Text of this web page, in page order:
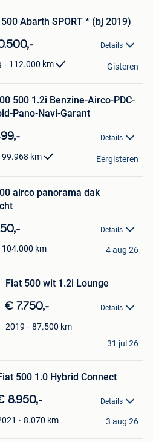
Abarth SPORT * (bj 2019)
Details
112.000 km Gisteren
500 1.2i Benzine-Airco-PDC-
Pano-Navi-Garant
Details
99.968 km Eergisteren
airco panorama dak
Details
104.000 km 4 aug 26
Fiat 500 wit 1.2i Lounge
€ 7.750,- Details
2019 87.500 km
31 jul 26
500 1.0 Hybrid Connect
8.950,- Details
8.070 km 3 aug 26